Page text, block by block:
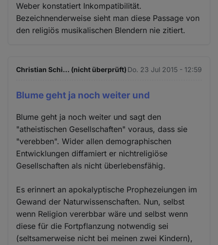
Weber konstatiert Inkompatibilität.
Bezeichnenderweise sieht man diese Passage von
den religiös musikalischen Blendern nie zitiert.
Christian Schi… (nicht überprüft) Do. 23 Jul 2015 - 12:59
Blume geht ja noch weiter und
Blume geht ja noch weiter und sagt den
"atheistischen Gesellschaften" voraus, dass sie
"verebben". Wider allen demographischen
Entwicklungen diffamiert er nichtreligiöse
Gesellschaften als nicht überlebensfähig.
Es erinnert an apokalyptische Prophezeiungen im
Gewand der Naturwissenschaften. Nun, selbst
wenn Religion vererbbar wäre und selbst wenn
diese für die Fortpflanzung notwendig sei
(seltsamerweise nicht bei meinen zwei Kindern),